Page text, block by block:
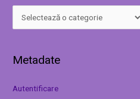
Metadate
Autentificare